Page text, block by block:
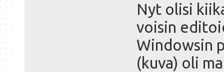
Nyt olisi
voisin
Windowsin
(kuva) oli